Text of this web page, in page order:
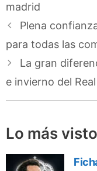
madrid
Plena
para todas las
La gran
e invierno del
Lo más visto